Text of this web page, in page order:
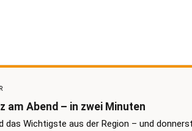
am Abend – in zwei Minuten
das Wichtigste aus der Region – und